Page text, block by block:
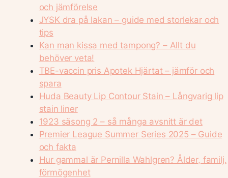
och jämförelse
JYSK dra på lakan – guide med storlekar och
tips
Kan man kissa med tampong? – Allt du
behöver veta!
TBE-vaccin pris Apotek Hjärtat – jämför och
spara
Huda Beauty Lip Contour Stain – Långvarig lip
stain liner
1923 säsong 2 – så många avsnitt är det
Premier League Summer Series 2025 – Guide
och fakta
Hur gammal är Pernilla Wahlgren? Ålder, familj,
förmögenhet